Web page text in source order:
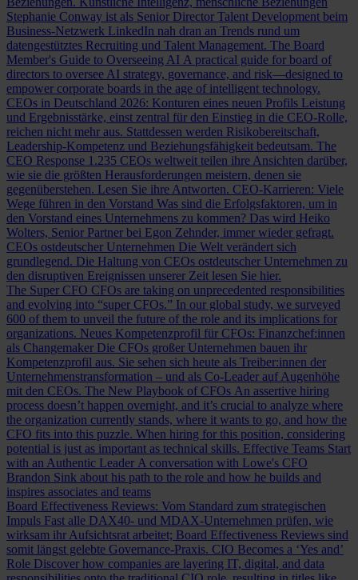
Stephanie Conway ist als Senior Director Talent Development beim
Business-Netzwerk LinkedIn nah dran an Trends rund um
datengestütztes Recruiting und Talent Management. The Board
Member's Guide to Overseeing AI A practical guide for board of
directors to oversee AI strategy, governance, and risk—designed to
empower corporate boards in the age of intelligent technology.
CEOs in Deutschland 2026: Konturen eines neuen Profils Leistung
und Ergebnisstärke, einst zentral für den Einstieg in die CEO-Rolle,
reichen nicht mehr aus. Stattdessen werden Risikobereitschaft,
Leadership-Kompetenz und Beziehungsfähigkeit bedeutsam. The
CEO Response 1.235 CEOs weltweit teilen ihre Ansichten darüber,
wie sie die größten Herausforderungen meistern, denen sie
gegenüberstehen. Lesen Sie ihre Antworten. CEO-Karrieren: Viele
Wege führen in den Vorstand Was sind die Erfolgsfaktoren, um in
den Vorstand eines Unternehmens zu kommen? Das wird Heiko
Wolters, Senior Partner bei Egon Zehnder, immer wieder gefragt.
CEOs ostdeutscher Unternehmen Die Welt verändert sich
grundlegend. Die Haltung von CEOs ostdeutscher Unternehmen zu
den disruptiven Ereignissen unserer Zeit lesen Sie hier.
The Super CFO CFOs are taking on unprecedented responsibilities
and evolving into “super CFOs.” In our global study, we surveyed
600 of them to unveil the future of the role and its implications for
organizations. Neues Kompetenzprofil für CFOs: Finanzchef:innen
als Changemaker Die CFOs großer Unternehmen bauen ihr
Kompetenzprofil aus. Sie sehen sich heute als Treiber:innen der
Unternehmenstransformation – und als Co-Leader auf Augenhöhe
mit den CEOs. The New Playbook of CFOs An assertive hiring
process doesn’t happen overnight, and it’s crucial to analyze where
the organization currently stands, where it wants to go, and how the
CFO fits into this puzzle. When hiring for this position, considering
potential is just as important as technical skills. Effective Teams Start
with an Authentic Leader A conversation with Lowe's CFO
Brandon Sink about his path to the role and how he builds and
inspires associates and teams
Board Effectiveness Reviews: Vom Standard zum strategischen
Impuls Fast alle DAX40- und MDAX-Unternehmen prüfen, wie
wirksam ihr Aufsichtsrat arbeitet; Board Effectiveness Reviews sind
somit längst gelebte Governance-Praxis. CIO Becomes a ‘Yes and’
Role Discover how companies are layering IT, digital, and data